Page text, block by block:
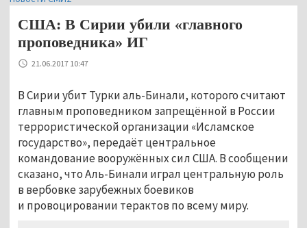
США: В Сирии убили «главного
проповедника» ИГ
21.06.2017 10:47
В Сирии убит Турки аль-Бинали, которого считают
главным проповедником запрещённой в России
террористической организации «Исламское
государство», передаёт центральное
командование вооружённых сил США. В сообщении
сказано, что Аль-Бинали играл центральную роль
в вербовке зарубежных боевиков
и провоцировании терактов по всему миру.